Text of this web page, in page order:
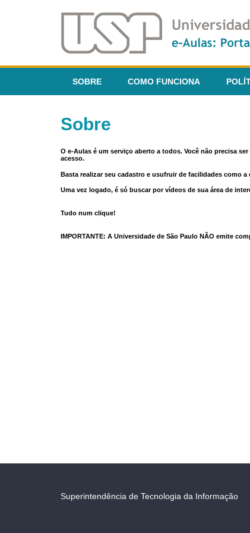
SOBRE COMO FUNCIONA
Sobre
O e-Aulas é um serviço aberto a todos. Você não precisa
acesso.
Basta realizar seu cadastro e usufruir de facilidades como
Uma vez logado, é só buscar por vídeos de sua área de
Tudo num clique!
IMPORTANTE: A Universidade de São Paulo NÃO emite
Superintendência de Tecnologia da Informação